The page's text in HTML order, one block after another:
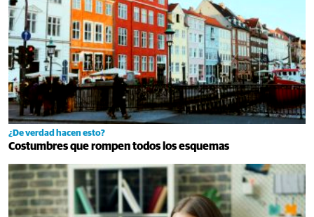
¿De verdad hacen esto?
Costumbres que rompen todos los esquemas